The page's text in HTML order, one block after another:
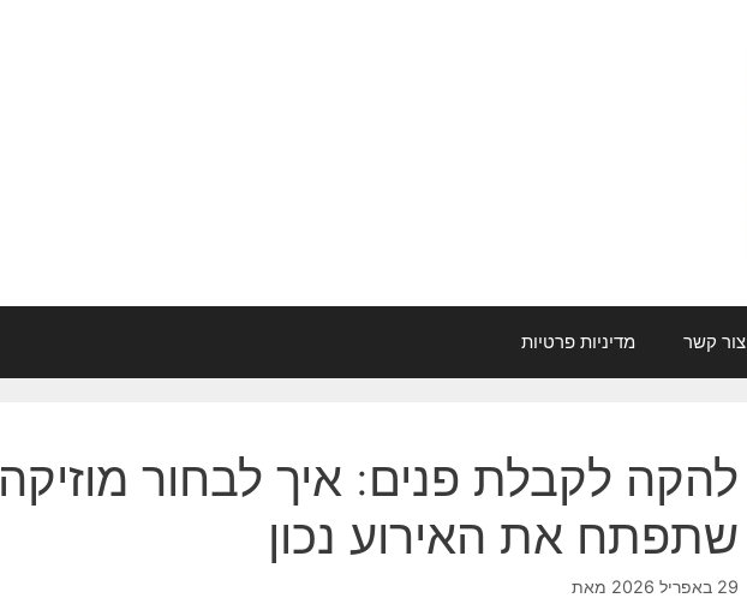
צור קשר מדיניות פרטיות
להקה לקבלת פנים: איך לבחור מוזיקה
שתפתח את האירוע נכון
29 באפריל 2026 מאת